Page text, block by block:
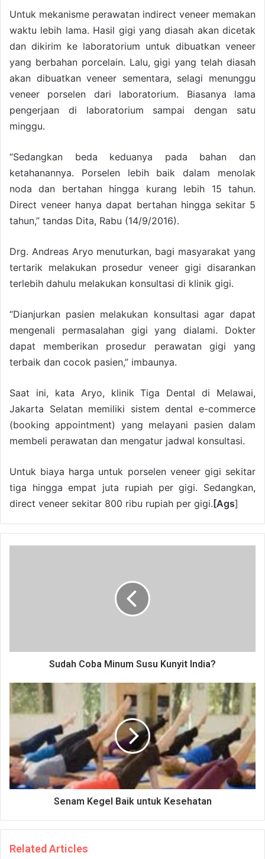
Untuk mekanisme perawatan indirect veneer memakan
waktu lebih lama. Hasil gigi yang diasah akan dicetak
dan dikirim ke laboratorium untuk dibuatkan veneer
yang berbahan porcelain. Lalu, gigi yang telah diasah
akan dibuatkan veneer sementara, selagi menunggu
veneer porselen dari laboratorium. Biasanya lama
pengerjaan di laboratorium sampai dengan satu
minggu.
“Sedangkan beda keduanya pada bahan dan
ketahanannya. Porselen lebih baik dalam menolak
noda dan bertahan hingga kurang lebih 15 tahun.
Direct veneer hanya dapat bertahan hingga sekitar 5
tahun,” tandas Dita, Rabu (14/9/2016).
Drg. Andreas Aryo menuturkan, bagi masyarakat yang
tertarik melakukan prosedur veneer gigi disarankan
terlebih dahulu melakukan konsultasi di klinik gigi.
“Dianjurkan pasien melakukan konsultasi agar dapat
mengenali permasalahan gigi yang dialami. Dokter
dapat memberikan prosedur perawatan gigi yang
terbaik dan cocok pasien,” imbaunya.
Saat ini, kata Aryo, klinik Tiga Dental di Melawai,
Jakarta Selatan memiliki sistem dental e-commerce
(booking appointment) yang melayani pasien dalam
membeli perawatan dan mengatur jadwal konsultasi.
Untuk biaya harga untuk porselen veneer gigi sekitar
tiga hingga empat juta rupiah per gigi. Sedangkan,
direct veneer sekitar 800 ribu rupiah per gigi. [Ags]
Sudah Coba Minum Susu Kunyit India?
Senam Kegel Baik untuk Kesehatan
Related Articles